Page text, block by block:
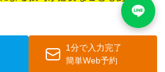
抗炎症薬（NSAIDs）が痛みの
もあります。
1分で入力完了
簡単Web予約